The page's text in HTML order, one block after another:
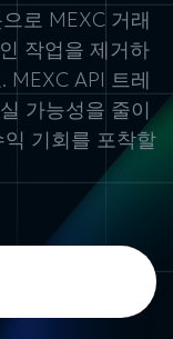
로 MEXC 거래
작업을 제거하
MEXC API 트레
가능성을 줄이
기회를 포착할